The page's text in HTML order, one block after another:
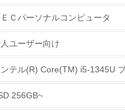
チェック項目
タクトセンター（
ン(「JEIDA-G-19-2000
、プラスチック素材へ
ＥＣパーソナルコンピュータ
ユーザー向け
テル(R) Core(TM) i5-1345U
256GB~